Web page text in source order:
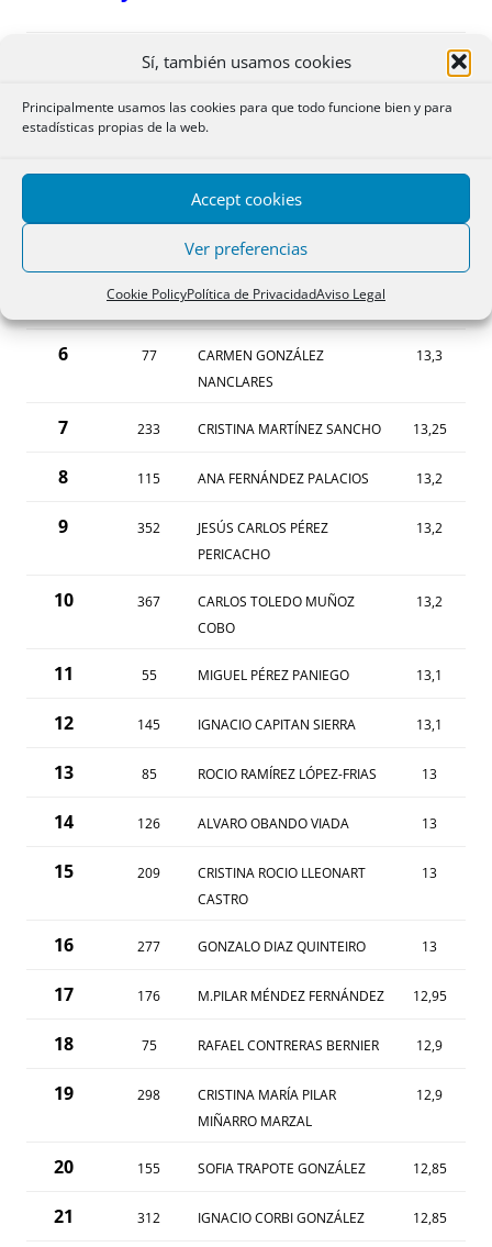
Sí, también usamos cookies
Principalmente usamos las cookies para que todo funcione bien y para
estadísticas propias de la web.
Accept cookies
Ver preferencias
Cookie PolicyPolítica de PrivacidadAviso Legal
SORTEO NOMBRE OPOSITOR NOTA
1 211 ALBA MOLINS LATORRE 14,8
RAFAEL TOLEDO MUÑOZ COBO
PABLO LLUNA ANDREU
318 JULIA DESCAMPS MUNTADA
6 77
CARMEN GONZÁLEZ
NANCLARES
13,3
7 233 CRISTINA MARTÍNEZ SANCHO 13,25
8 115 ANA FERNÁNDEZ PALACIOS 13,2
9 352
JESÚS CARLOS PÉREZ
PERICACHO
13,2
10 367
CARLOS TOLEDO MUÑOZ
COBO
13,2
11 55 MIGUEL PÉREZ PANIEGO 13,1
12 145 IGNACIO CAPITAN SIERRA 13,1
13 85 ROCIO RAMÍREZ LÓPEZ-FRIAS 13
14 126 ALVARO OBANDO VIADA 13
15 209
CRISTINA ROCIO LLEONART
CASTRO
13
16 277 GONZALO DIAZ QUINTEIRO 13
17 176 M.PILAR MÉNDEZ FERNÁNDEZ 12,95
18 75 RAFAEL CONTRERAS BERNIER 12,9
19 298
CRISTINA MARÍA PILAR
MIÑARRO MARZAL
12,9
20 155 SOFIA TRAPOTE GONZÁLEZ 12,85
21 312 IGNACIO CORBI GONZÁLEZ 12,85